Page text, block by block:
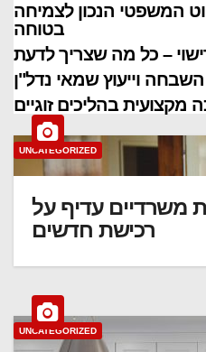
המשפטי הנכון לצמיחה
בטוחה
– כל מה שצריך לדעת
וייעוץ שמאי נדל"ן
מקצועית בהליכים זוגיים
להגיע להייטק”:
פיתחו רובוטים
ופתרונות לקהילה
UNCATEGORIZED
משרדיים עדיף על
רכישת חדשים
UNCATEGORIZED